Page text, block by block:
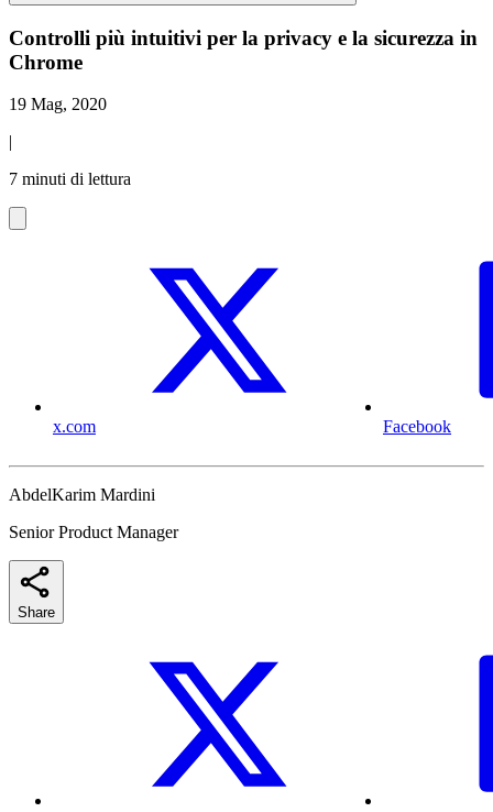
Controlli più intuitivi per la privacy e la sicurezza in
Chrome
19 Mag, 2020
|
7 minuti di lettura
x.com Facebook
AbdelKarim Mardini
Senior Product Manager
Share